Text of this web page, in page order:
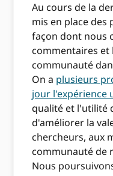
Au cours de la
mis en place des
façon dont nous
commentaires et
communauté
On a plusieurs
jour l'expérience
qualité et l'utilité
d'améliorer la
chercheurs, aux
communauté de
Nous